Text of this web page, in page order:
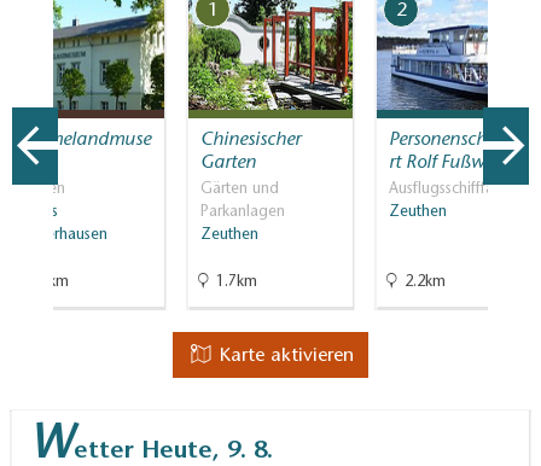
Dahmelandmuse
um
Museen
Königs
Wusterhausen
7.8km
1
Chinesischer
Garten
Gärten und
Parkanlagen
Zeuthen
1.7km
2
Personenschifffah
rt Rolf Fußwinkel
Ausflugsschifffahrt
Zeuthen
2.2km
Karte aktivieren
Wetter Heute, 9. 8.